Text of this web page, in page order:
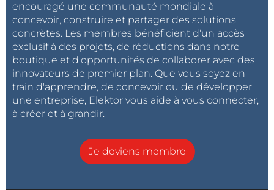
encouragé une communauté mondiale à
concevoir, construire et partager des solutions
concrètes. Les membres bénéficient d'un accès
exclusif à des projets, de réductions dans notre
boutique et d'opportunités de collaborer avec des
innovateurs de premier plan. Que vous soyez en
train d'apprendre, de concevoir ou de développer
une entreprise, Elektor vous aide à vous connecter,
à créer et à grandir.
Je deviens membre